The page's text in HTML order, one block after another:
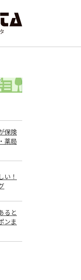
保険
薬局
い！
ると
ンま